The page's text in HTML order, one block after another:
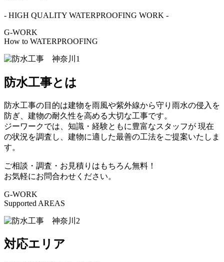
- HIGH QUALITY WATERPROOFING WORK -
G-WORK
How to WATERPROOFING
防水工事とは
防水工事の目的は建物を雨風や紫外線から守り雨水の侵入を
防ぎ、建物の耐久性を高める大切な工事です。
ジーワークでは、知識・経験ともに豊富なスタッフが 現在
の状況を調査し、建物に適した最善の工法をご提案いたしま
す。
ご相談・調査・お見積りはもちろん無料！
お気軽にお問合わせください。
G-WORK
Supported AREAS
対応エリア